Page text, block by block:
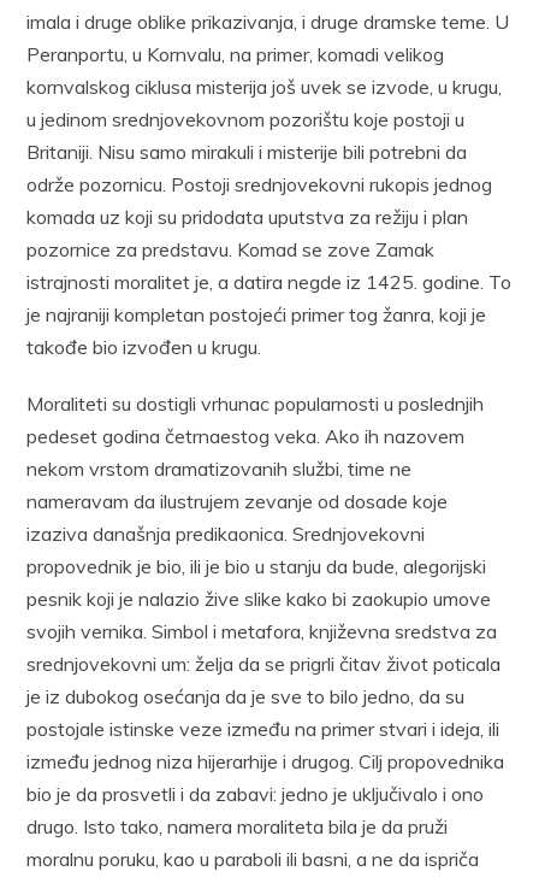
imala i druge oblike prikazivanja, i druge dramske teme. U
Peranportu, u Kornvalu, na primer, komadi velikog
kornvalskog ciklusa misterija još uvek se izvode, u krugu,
u jedinom srednjovekovnom pozorištu koje postoji u
Britaniji. Nisu samo mirakuli i misterije bili potrebni da
održe pozornicu. Postoji srednjovekovni rukopis jednog
komada uz koji su pridodata uputstva za režiju i plan
pozornice za predstavu. Komad se zove Zamak
istrajnosti moralitet je, a datira negde iz 1425. godine. To
je najraniji kompletan postojeći primer tog žanra, koji je
takođe bio izvođen u krugu.
Moraliteti su dostigli vrhunac popularnosti u poslednjih
pedeset godina četrnaestog veka. Ako ih nazovem
nekom vrstom dramatizovanih službi, time ne
nameravam da ilustrujem zevanje od dosade koje
izaziva današnja predikaonica. Srednjovekovni
propovednik je bio, ili je bio u stanju da bude, alegorijski
pesnik koji je nalazio žive slike kako bi zaokupio umove
svojih vernika. Simbol i metafora, književna sredstva za
srednjovekovni um: želja da se prigrli čitav život poticala
je iz dubokog osećanja da je sve to bilo jedno, da su
postojale istinske veze između na primer stvari i ideja, ili
između jednog niza hijerarhije i drugog. Cilj propovednika
bio je da prosvetli i da zabavi: jedno je uključivalo i ono
drugo. Isto tako, namera moraliteta bila je da pruži
moralnu poruku, kao u paraboli ili basni, a ne da ispriča